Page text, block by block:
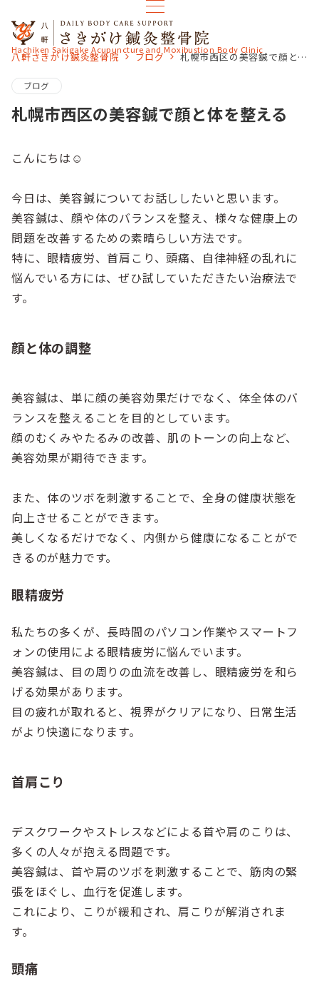
Hachiken Sakigake Acupuncture and Moxibustion Body Clinic
八軒さきがけ鍼灸整骨院 ブログ 札幌市西区の美容鍼で顔と体を整える
ブログ
札幌市西区の美容鍼で顔と体を整える
こんにちは☺
今日は、美容鍼についてお話ししたいと思います。
美容鍼は、顔や体のバランスを整え、様々な健康上の
問題を改善するための素晴らしい方法です。
特に、眼精疲労、首肩こり、頭痛、自律神経の乱れに
悩んでいる方には、ぜひ試していただきたい治療法で
す。
顔と体の調整
美容鍼は、単に顔の美容効果だけでなく、体全体のバ
ランスを整えることを目的としています。
顔のむくみやたるみの改善、肌のトーンの向上など、
美容効果が期待できます。
また、体のツボを刺激することで、全身の健康状態を
向上させることができます。
美しくなるだけでなく、内側から健康になることがで
きるのが魅力です。
眼精疲労
私たちの多くが、長時間のパソコン作業やスマートフ
ォンの使用による眼精疲労に悩んでいます。
美容鍼は、目の周りの血流を改善し、眼精疲労を和ら
げる効果があります。
目の疲れが取れると、視界がクリアになり、日常生活
がより快適になります。
首肩こり
デスクワークやストレスなどによる首や肩のこりは、
多くの人々が抱える問題です。
美容鍼は、首や肩のツボを刺激することで、筋肉の緊
張をほぐし、血行を促進します。
これにより、こりが緩和され、肩こりが解消されま
す。
頭痛